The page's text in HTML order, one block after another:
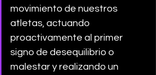
movimiento de nuestros
atletas, actuando
proactivamente al primer
signo de desequilibrio o
malestar y realizando un